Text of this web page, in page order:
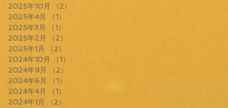
2025年10月
（2）
2025年4月
（1）
2025年3月
（1）
2025年2月
（2）
2025年1月
（2）
2024年10月
（1）
2024年9月
（2）
2024年6月
（1）
2024年4月
（1）
2024年1月
（2）